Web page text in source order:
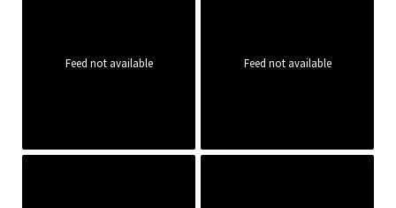
Feed not available Feed not available